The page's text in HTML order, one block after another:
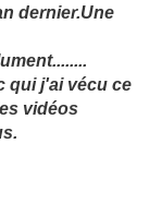
dernier.Une
qui j'ai vécu ce
vidéos